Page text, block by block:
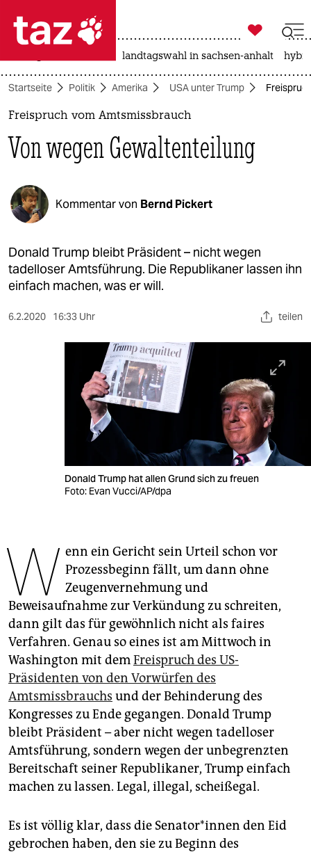
 taz zahl ich
taz zahl ich
themen
politik
öko
gesellschaft
kultur
sport
berlin
unterstützen
abo
genossenschaft
epaper login

taz zahl ich
landtagswahl in sachsen-anhalt
Startseite Politik Amerika USA unter Trump
Freispruch vom Amtsmissbrauch
Von wegen Gewaltenteilung
Kommentar von Bernd Pickert
Donald Trump bleibt Präsident – nicht wegen
tadelloser Amtsführung. Die Republikaner lassen ihn
einfach machen, was er will.
6.2.2020 16:33 Uhr teilen
Donald Trump hat allen Grund sich zu freuen
Foto: Evan Vucci/AP/dpa
W enn ein Gericht sein Urteil schon vor
Prozessbeginn fällt, um dann ohne
Zeugenvernehmung und
Beweisaufnahme zur Verkündung zu schreiten,
dann gilt das für gewöhnlich nicht als faires
Verfahren. Genau so eines ist am Mittwoch in
Washington mit demFreispruch des US-
Präsidenten von den Vorwürfen des
Amtsmissbrauchs und der Behinderung des
Kongresses zu Ende gegangen. Donald Trump
bleibt Präsident – aber nicht wegen tadelloser
Amtsführung, sondern wegen der unbegrenzten
Bereitschaft seiner Republikaner, Trump einfach
machen zu lassen. Legal, illegal, scheißegal.
Es ist völlig klar, dass die Senator*innen den Eid
gebrochen haben, den sie zu Beginn des